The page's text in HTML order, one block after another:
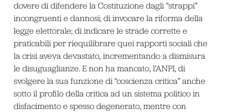
dovere di difendere la Costituzione dagli “strappi”
incongruenti e dannosi; di invocare la riforma della
legge elettorale; di indicare le strade corrette e
praticabili per riequilibrare quei rapporti sociali che
la crisi aveva devastato, incrementando a dismisura
le disuguaglianze. E non ha mancato, l’ANPI, di
svolgere la sua funzione di “coscienza critica” anche
sotto il profilo della critica ad un sistema politico in
disfacimento e spesso degenerato, mentre con